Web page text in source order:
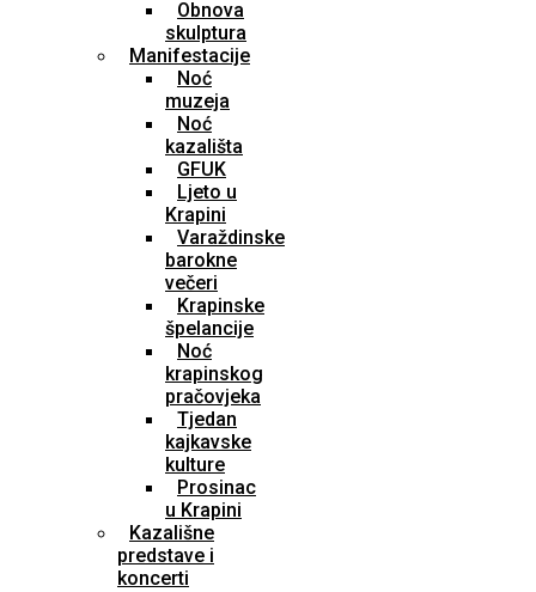
Obnova
skulptura
Manifestacije
Noć
muzeja
Noć
kazališta
GFUK
Ljeto u
Krapini
Varaždinske
barokne
večeri
Krapinske
špelancije
Noć
krapinskog
pračovjeka
Tjedan
kajkavske
kulture
Prosinac
u Krapini
Kazališne
predstave i
koncerti